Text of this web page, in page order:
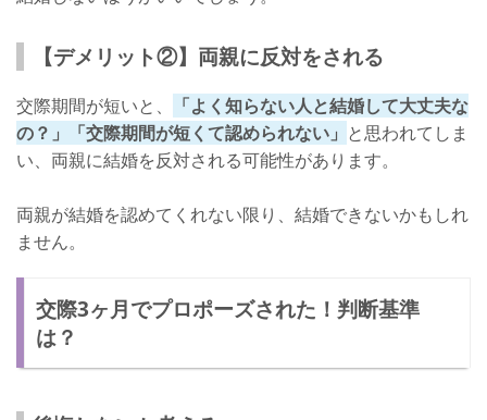
【デメリット②】両親に反対をされる
交際期間が短いと、
「よく知らない人と結婚して大丈夫な
の？」「交際期間が短くて認められない」 と思われてしま
い、両親に結婚を反対される可能性があります。
両親が結婚を認めてくれない限り、結婚できないかもしれ
ません。
交際3ヶ月でプロポーズされた！判断基準
は？